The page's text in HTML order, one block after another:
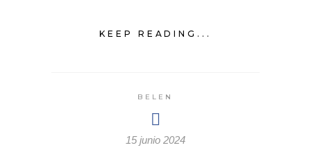
KEEP READING...
BELEN
15 junio 2024